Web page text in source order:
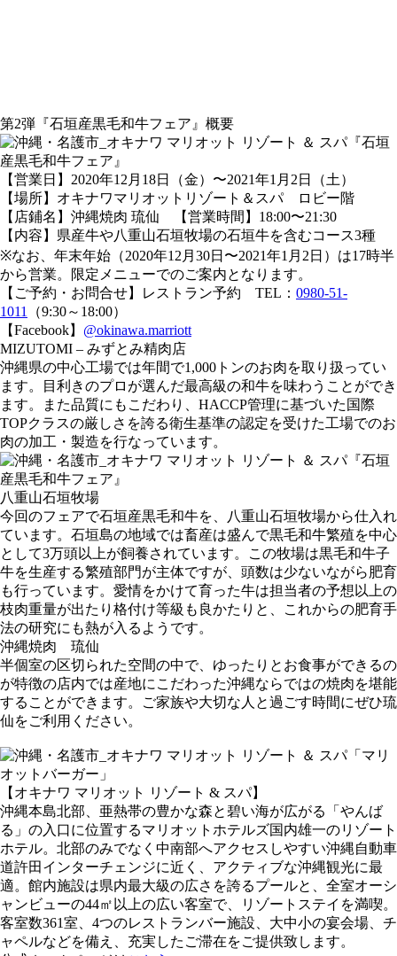
第2弾『石垣産黒毛和牛フェア』概要
【営業日】2020年12月18日（金）〜2021年1月2日（土）
【場所】オキナワマリオットリゾート＆スパ ロビー階
【店鋪名】沖縄焼肉 琉仙 【営業時間】18:00〜21:30
【内容】県産牛や八重山石垣牧場の石垣牛を含むコース3種
※なお、年末年始（2020年12月30日〜2021年1月2日）は17時半
から営業。限定メニューでのご案内となります。
【ご予約・お問合せ】レストラン予約 TEL： 0980-51-
1011
（9:30～18:00）
【Facebook】 @okinawa.marriott
MIZUTOMI – みずとみ精肉店
沖縄県の中心工場では年間で1,000トンのお肉を取り扱ってい
ます。目利きのプロが選んだ最高級の和牛を味わうことができ
ます。また品質にもこだわり、HACCP管理に基づいた国際
TOPクラスの厳しさを誇る衛生基準の認定を受けた工場でのお
肉の加工・製造を行なっています。
八重山石垣牧場
今回のフェアで石垣産黒毛和牛を、八重山石垣牧場から仕入れ
ています。石垣島の地域では畜産は盛んで黒毛和牛繁殖を中心
として3万頭以上が飼養されています。この牧場は黒毛和牛子
牛を生産する繁殖部門が主体ですが、頭数は少ないながら肥育
も行っています。愛情をかけて育った牛は担当者の予想以上の
枝肉重量が出たり格付け等級も良かたりと、これからの肥育手
法の研究にも熱が入るようです。
沖縄焼肉 琉仙
半個室の区切られた空間の中で、ゆったりとお食事ができるの
が特徴の店内では産地にこだわった沖縄ならではの焼肉を堪能
することができます。ご家族や大切な人と過ごす時間にぜひ琉
仙をご利用ください。
【オキナワ マリオット リゾート & スパ】​
沖縄本島北部、亜熱帯の豊かな森と碧い海が広がる「やんば
る」の入口に位置するマリオットホテルズ国内雄一のリゾート
ホテル。北部のみでなく中南部へアクセスしやすい沖縄自動車
道許田インターチェンジに近く、アクティブな沖縄観光に最
適。館内施設は県内最大級の広さを誇るプールと、全室オーシ
ャンビューの44㎡以上の広い客室で、リゾートステイを満喫。
客室数361室、4つのレストランバー施設、大中小の宴会場、チ
ャペルなどを備え、充実したご滞在をご提供致します。